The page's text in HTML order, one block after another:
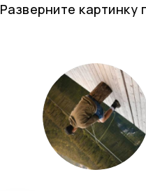
Разверните картинку